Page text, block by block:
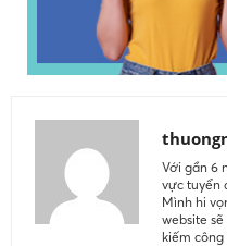
Với gần 6
vực tuyển
Mình hi
website
kiếm